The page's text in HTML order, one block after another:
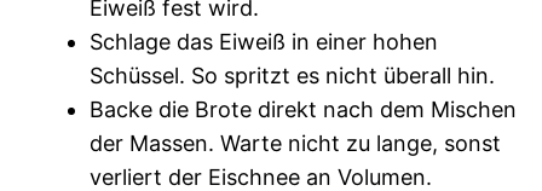
Eiweiß fest wird.
Schlage das Eiweiß in einer hohen
Schüssel. So spritzt es nicht überall hin.
Backe die Brote direkt nach dem Mischen
der Massen. Warte nicht zu lange, sonst
verliert der Eischnee an Volumen.